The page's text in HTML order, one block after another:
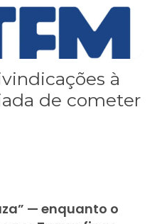
à
de cometer
— enquanto o